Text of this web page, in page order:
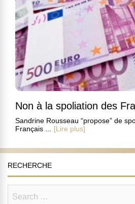
Non à la spoliation des
Sandrine Rousseau “propose” de
Français ...
[Lire plus]
RECHERCHE